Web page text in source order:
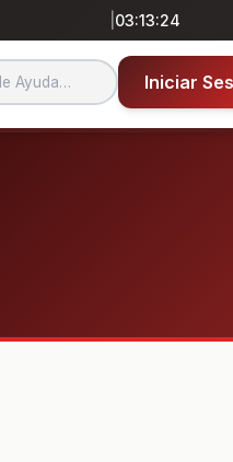
03:13:24
Iniciar